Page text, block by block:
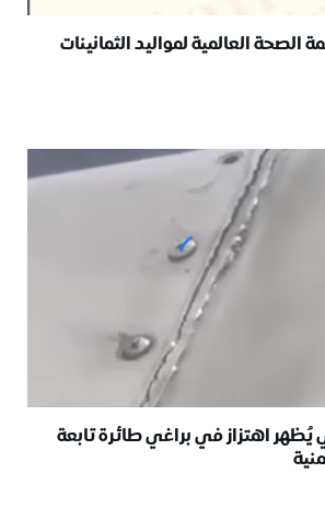
العالمية لمواليد الثمانينات
يُظهر اهتزاز في براغي طائرة تابعة